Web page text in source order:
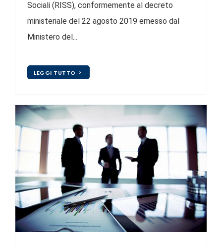
Sociali (RISS), conformemente al decreto
ministeriale del 22 agosto 2019 emesso dal
Ministero del...
LEGGI TUTTO